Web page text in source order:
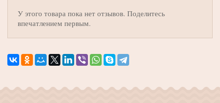
У этого товара пока нет отзывов. Поделитесь
впечатлением первым.